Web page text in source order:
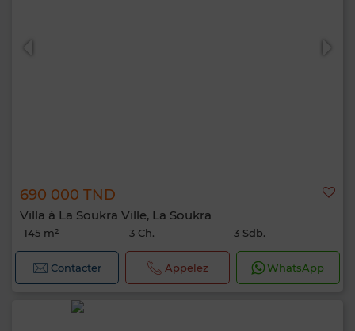
690 000 TND
Villa à La Soukra Ville, La Soukra
145 m² 3 Ch. 3 Sdb.
Contacter Appelez WhatsApp